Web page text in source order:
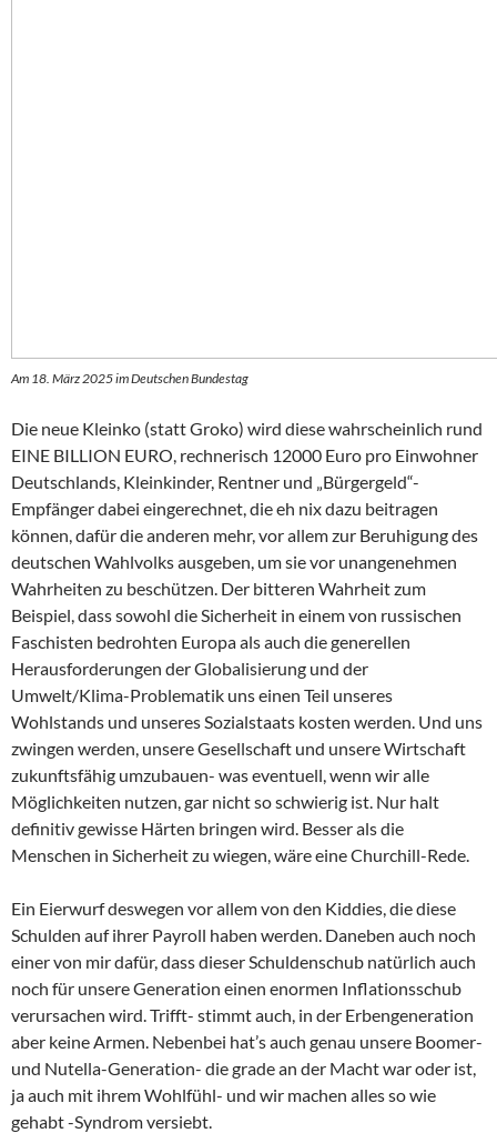
Am 18. März 2025 im Deutschen Bundestag
Die neue Kleinko (statt Groko) wird diese wahrscheinlich rund
EINE BILLION EURO, rechnerisch 12000 Euro pro Einwohner
Deutschlands, Kleinkinder, Rentner und „Bürgergeld“-
Empfänger dabei eingerechnet, die eh nix dazu beitragen
können, dafür die anderen mehr, vor allem zur Beruhigung des
deutschen Wahlvolks ausgeben, um sie vor unangenehmen
Wahrheiten zu beschützen. Der bitteren Wahrheit zum
Beispiel, dass sowohl die Sicherheit in einem von russischen
Faschisten bedrohten Europa als auch die generellen
Herausforderungen der Globalisierung und der
Umwelt/Klima-Problematik uns einen Teil unseres
Wohlstands und unseres Sozialstaats kosten werden. Und uns
zwingen werden, unsere Gesellschaft und unsere Wirtschaft
zukunftsfähig umzubauen- was eventuell, wenn wir alle
Möglichkeiten nutzen, gar nicht so schwierig ist. Nur halt
definitiv gewisse Härten bringen wird. Besser als die
Menschen in Sicherheit zu wiegen, wäre eine Churchill-Rede.
Ein Eierwurf deswegen vor allem von den Kiddies, die diese
Schulden auf ihrer Payroll haben werden. Daneben auch noch
einer von mir dafür, dass dieser Schuldenschub natürlich auch
noch für unsere Generation einen enormen Inflationsschub
verursachen wird. Trifft- stimmt auch, in der Erbengeneration
aber keine Armen. Nebenbei hat’s auch genau unsere Boomer-
und Nutella-Generation- die grade an der Macht war oder ist,
ja auch mit ihrem Wohlfühl- und wir machen alles so wie
gehabt -Syndrom versiebt.